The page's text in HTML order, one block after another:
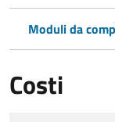
Moduli da
Costi